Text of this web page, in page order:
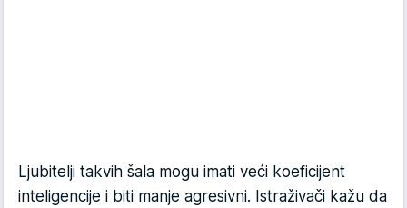
Ljubitelji takvih šala mogu imati veći koeficijent
inteligencije i biti manje agresivni. Istraživači kažu da